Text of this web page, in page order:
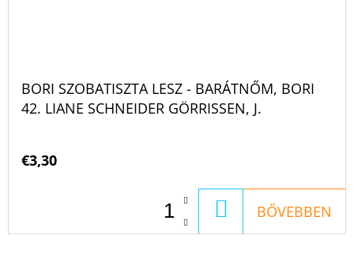
BORI SZOBATISZTA LESZ - BARÁTNŐM, BORI
42. LIANE SCHNEIDER GÖRRISSEN, J.
€3,30
KOSÁRBA
BŐVEBBEN